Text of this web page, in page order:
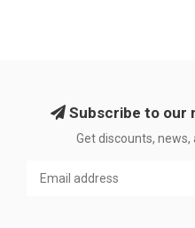
Subscribe to our
Get discounts,